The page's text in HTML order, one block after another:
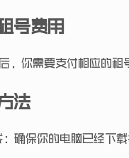
号费用
，你需要支付相应的
法
：确保你的电脑已经下